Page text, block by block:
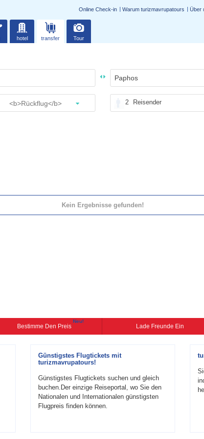
Online Check-in Warum turizmavrupatours Über
hotel transfer Tour
2 Reisender
Kein Ergebnisse gefunden!
Bestimme Den Preis
Neu!
Lade Freunde Ein
Günstigstes Flugtickets mit
turizmavrupatours!
Günstigstes Flugtickets suchen und gleich
buchen.Der einzige Reiseportal, wo Sie den
Nationalen und Internationalen günstigsten
Flugpreis finden können.